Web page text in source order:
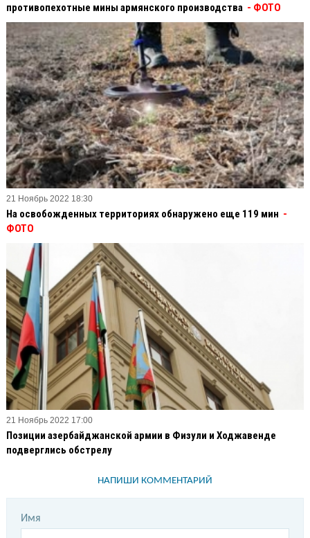
противопехотные мины армянского производства - ФОТО
21 Ноябрь 2022 18:30
На освобожденных территориях обнаружено еще 119 мин -
ФОТО
21 Ноябрь 2022 17:00
Позиции азербайджанской армии в Физули и Ходжавенде
подверглись обстрелу
НАПИШИ КОММЕНТАРИЙ
Имя